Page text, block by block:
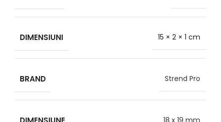
DIMENSIUNI 15 × 2 × 1 cm
BRAND Strend Pro